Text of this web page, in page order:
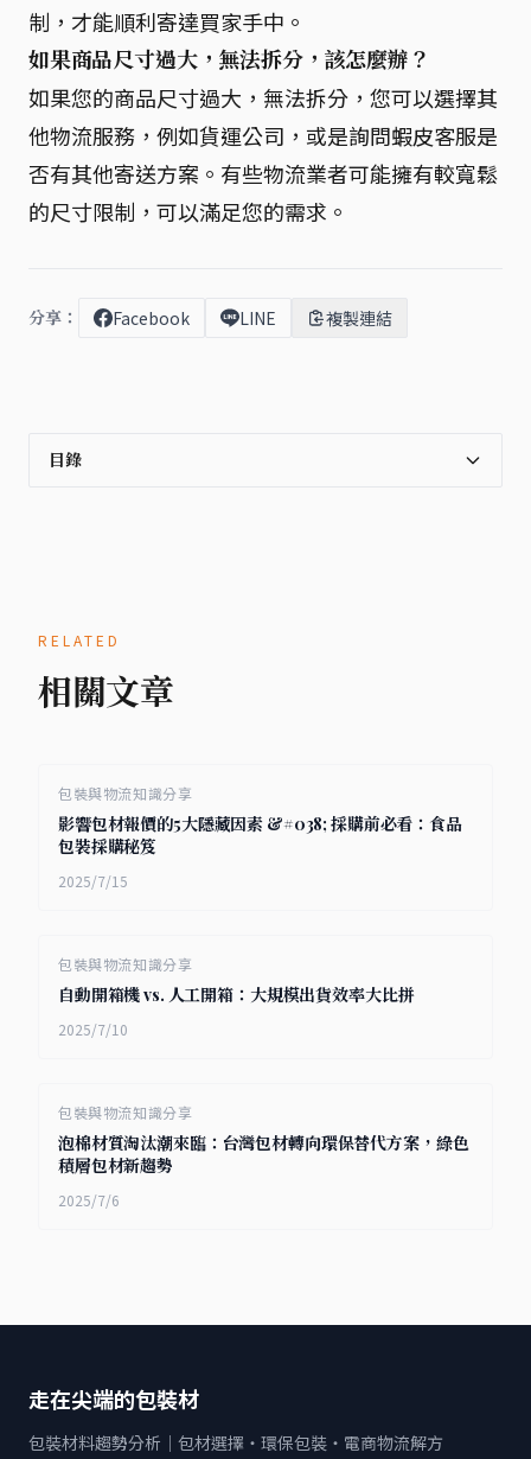
制，才能順利寄達買家手中。
如果商品尺寸過大，無法拆分，該怎麼辦？
如果您的商品尺寸過大，無法拆分，您可以選擇其
他物流服務，例如貨運公司，或是詢問蝦皮客服是
否有其他寄送方案。有些物流業者可能擁有較寬鬆
的尺寸限制，可以滿足您的需求。
分享： Facebook LINE 複製連結
目錄
RELATED
相關文章
包裝與物流知識分享
影響包材報價的5大隱藏因素 &#038; 採購前必看：食品
包裝採購秘笈
2025/7/15
包裝與物流知識分享
自動開箱機 vs. 人工開箱：大規模出貨效率大比拼
2025/7/10
包裝與物流知識分享
泡棉材質淘汰潮來臨：台灣包材轉向環保替代方案，綠色
積層包材新趨勢
2025/7/6
走在尖端的包裝材
包裝材料趨勢分析｜包材選擇・環保包裝・電商物流解方